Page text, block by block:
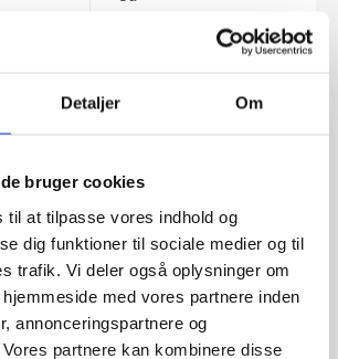
Detaljer Om
bruger cookies
til at tilpasse vores indhold og
dig funktioner til sociale medier og til
trafik. Vi deler også oplysninger om
med vores partnere inden
annonceringspartnere og
partnere kan kombinere disse
Nej
18063100